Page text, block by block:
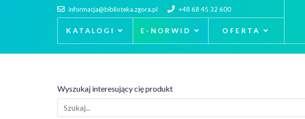
informacja@biblioteka.zgora.pl +48 68 45 32 600
KATALOGI E-NORWID OFERTA
Wyszukaj interesujący cię produkt